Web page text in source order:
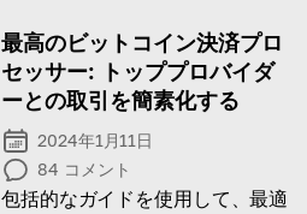
最高のビットコイン決済プロ
セッサー: トッププロバイダ
ーとの取引を簡素化する
2024年1月11日
84 コメント
包括的なガイドを使用して、最適